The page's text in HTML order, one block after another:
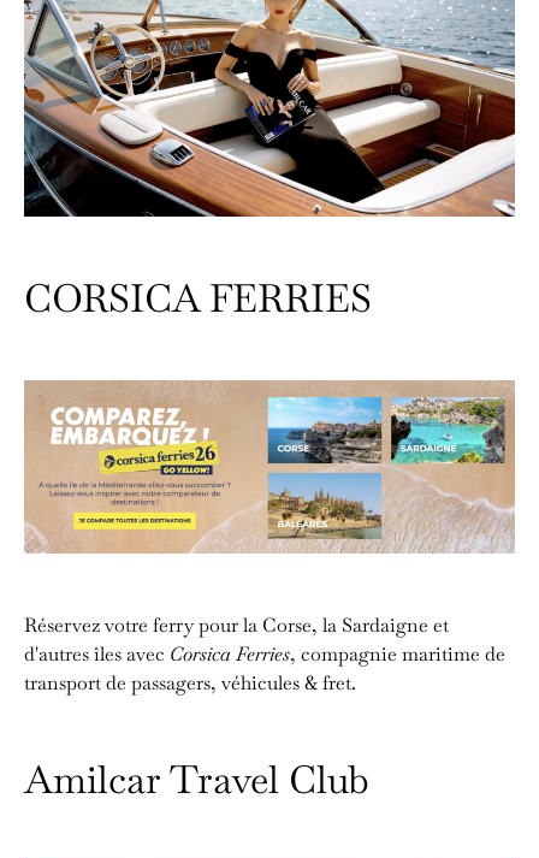
CORSICA FERRIES
Réservez votre ferry pour la Corse, la Sardaigne et
d'autres îles avec Corsica Ferries, compagnie maritime de
transport de passagers, véhicules & fret.
Amilcar Travel Club